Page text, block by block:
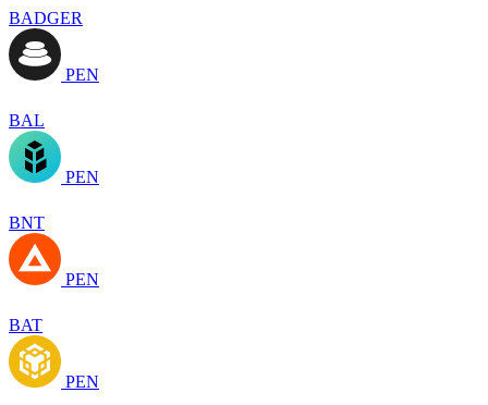
BADGER
PEN
BAL
PEN
BNT
PEN
BAT
PEN